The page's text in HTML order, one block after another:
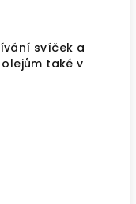
svíček a
také v